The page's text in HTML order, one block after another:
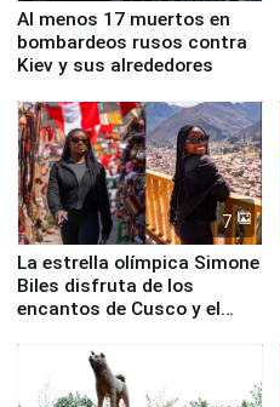
Al menos 17 muertos en
bombardeos rusos contra
Kiev y sus alrededores
7
La estrella olímpica Simone
Biles disfruta de los
encantos de Cusco y el